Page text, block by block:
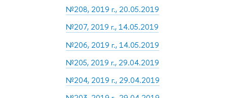
№208, 2019 г., 20.05.2019
№207, 2019 г., 14.05.2019
№206, 2019 г., 14.05.2019
№205, 2019 г., 29.04.2019
№204, 2019 г., 29.04.2019